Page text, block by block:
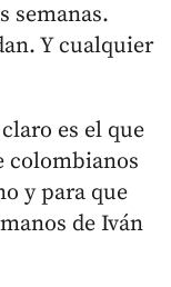
semanas.
Y cualquier
es el que
colombianos
y para que
de Iván